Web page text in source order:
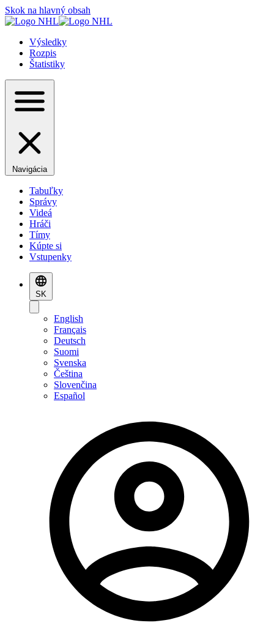
Skok na hlavný obsah
Výsledky
Rozpis
Štatistiky
Navigácia
Tabuľky
Správy
Videá
Hráči
Tímy
Kúpte si
Vstupenky
SK
English
Français
Deutsch
Suomi
Svenska
Čeština
Slovenčina
Español